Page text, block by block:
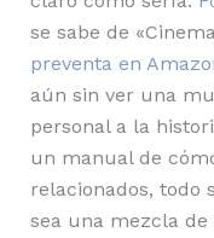
se sabe de
preventa en
aún sin ver una
personal a la
un manual de
relacionados, todo
sea una mezcla